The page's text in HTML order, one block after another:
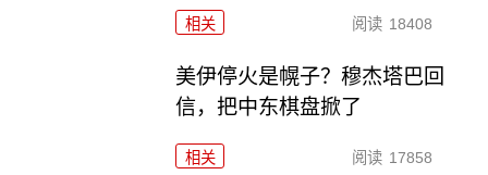
相关 阅读 18408
美伊停火是幌子？穆杰塔巴回
信，把中东棋盘掀了
相关 阅读 17858